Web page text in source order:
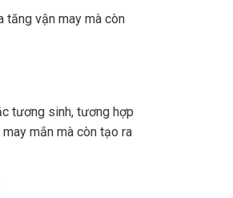
vận may mà còn
tương sinh, tương hợp
mắn mà còn tạo ra